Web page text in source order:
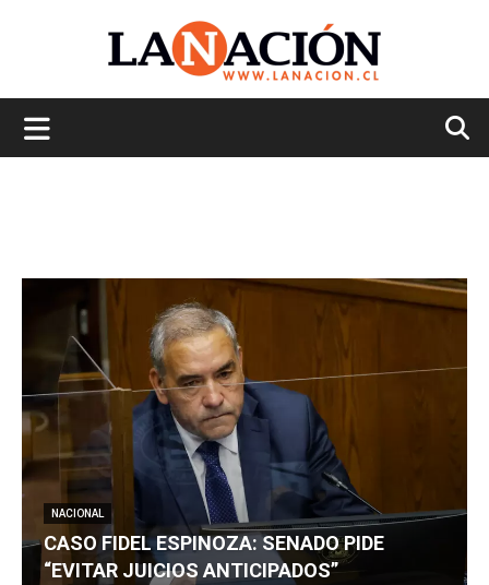
NACIONAL
CASO FIDEL ESPINOZA: SENADO PIDE
“EVITAR JUICIOS ANTICIPADOS”